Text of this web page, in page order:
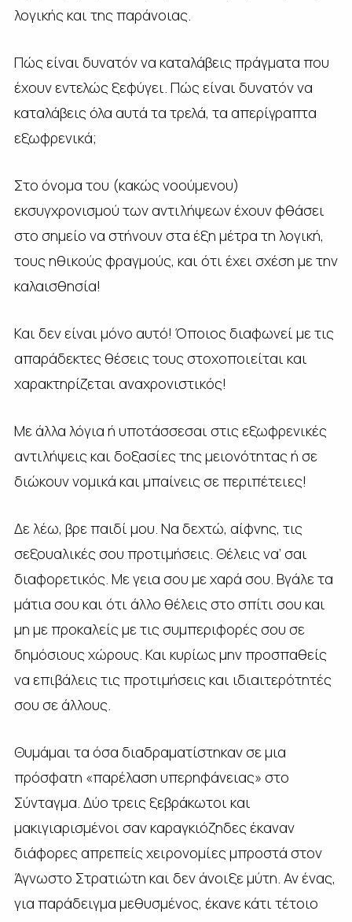
λογικής και της παράνοιας.
Πώς είναι δυνατόν να καταλάβεις πράγματα που
έχουν εντελώς ξεφύγει. Πώς είναι δυνατόν να
καταλάβεις όλα αυτά τα τρελά, τα απερίγραπτα
εξωφρενικά;
Στο όνομα του (κακώς νοούμενου)
εκσυγχρονισμού των αντιλήψεων έχουν φθάσει
στο σημείο να στήνουν στα έξη μέτρα τη λογική,
τους ηθικούς φραγμούς, και ότι έχει σχέση με την
καλαισθησία!
Και δεν είναι μόνο αυτό! Όποιος διαφωνεί με τις
απαράδεκτες θέσεις τους στοχοποιείται και
χαρακτηρίζεται αναχρονιστικός!
Με άλλα λόγια ή υποτάσσεσαι στις εξωφρενικές
αντιλήψεις και δοξασίες της μειονότητας ή σε
διώκουν νομικά και μπαίνεις σε περιπέτειες!
Δε λέω, βρε παιδί μου. Να δεχτώ, αίφνης, τις
σεξουαλικές σου προτιμήσεις. Θέλεις να’ σαι
διαφορετικός. Με γεια σου με χαρά σου. Βγάλε τα
μάτια σου και ότι άλλο θέλεις στο σπίτι σου και
μη με προκαλείς με τις συμπεριφορές σου σε
δημόσιους χώρους. Και κυρίως μην προσπαθείς
να επιβάλεις τις προτιμήσεις και ιδιαιτερότητές
σου σε άλλους.
Θυμάμαι τα όσα διαδραματίστηκαν σε μια
πρόσφατη «παρέλαση υπερηφάνειας» στο
Σύνταγμα. Δύο τρεις ξεβράκωτοι και
μακιγιαρισμένοι σαν καραγκιόζηδες έκαναν
διάφορες απρεπείς χειρονομίες μπροστά στον
Άγνωστο Στρατιώτη και δεν άνοιξε μύτη. Αν ένας,
για παράδειγμα μεθυσμένος, έκανε κάτι τέτοιο